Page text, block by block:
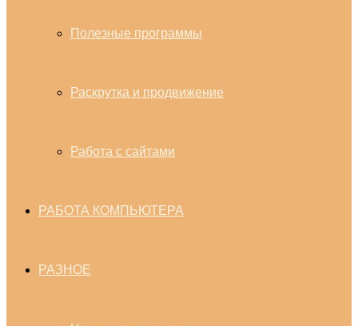
Полезные программы
Раскрутка и продвижение
Работа с сайтами
РАБОТА КОМПЬЮТЕРА
РАЗНОЕ